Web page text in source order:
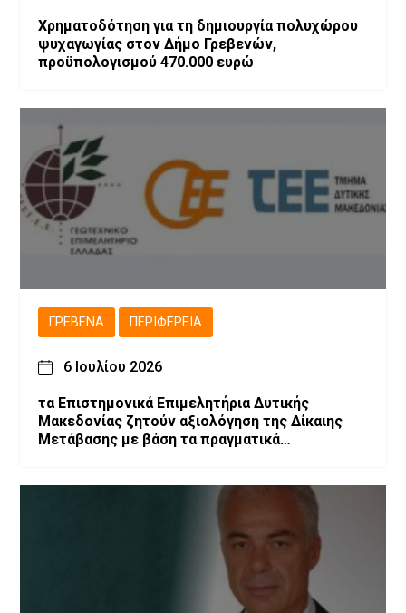
Χρηματοδότηση για τη δημιουργία πολυχώρου
ψυχαγωγίας στον Δήμο Γρεβενών,
προϋπολογισμού 470.000 ευρώ
ΓΡΕΒΕΝΆ ΠΕΡΙΦΈΡΕΙΑ
6 Ιουλίου 2026
τα Επιστημονικά Επιμελητήρια Δυτικής
Μακεδονίας ζητούν αξιολόγηση της Δίκαιης
Μετάβασης με βάση τα πραγματικά